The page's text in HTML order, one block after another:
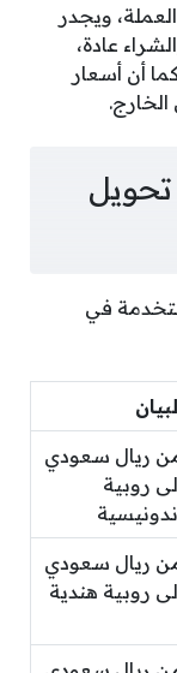
ويجدر
عادة،
أن أسعار
في
ريال سعودي
روبية
ريال سعودي
روبية هندية